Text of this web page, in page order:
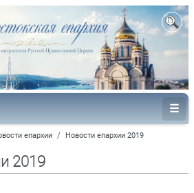
епархии / Новости епархии 2019
2019